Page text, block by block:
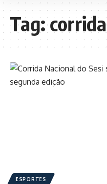
Tag:corrida
ESPORTES